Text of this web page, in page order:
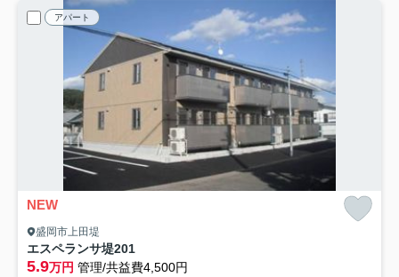
アパート
NEW
盛岡市上田堤
エスペランサ堤201
5.9万円 管理/共益費4,500円